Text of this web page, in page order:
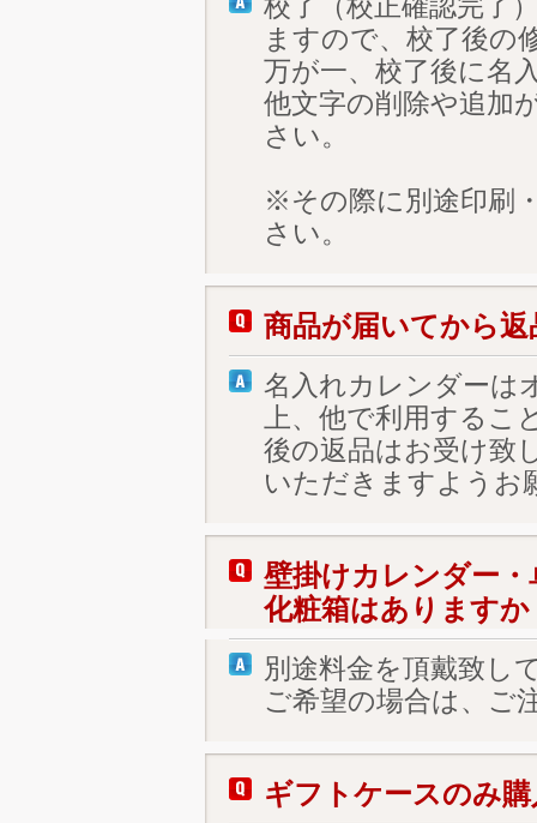
校了（校正確認完了
ますので、校了後の
万が一、校了後に名
他文字の削除や追加
さい。
※その際に別途印刷
さい。
商品が届いてから
名入れカレンダーは
上、他で利用する
後の返品はお受け致
いただきますようお
壁掛けカレンダー
化粧箱はありますか
別途料金を頂戴致し
ご希望の場合は、ご
ギフトケースのみ